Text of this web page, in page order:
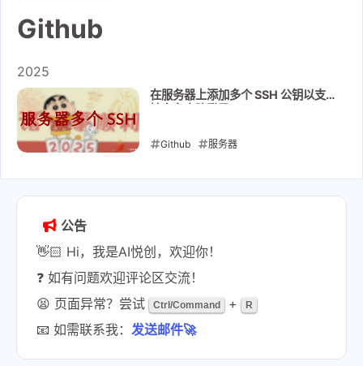
Github
2025
在服务器上添加多个 SSH 公钥以支
Github 服务器
公告
👋🏻 Hi，我是AI悦创，欢迎你！
❓ 如有问题欢迎评论区交流！
😫 页面异常？尝试
Ctrl/Command + R
📧 如需联系我： 发送邮件🚀